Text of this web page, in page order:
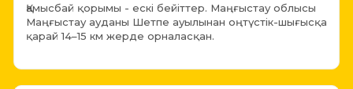
Қамысбай қорымы - ескі бейіттер. Маңғыстау облысы
Маңғыстау ауданы Шетпе ауылынан оңтүстік-шығысқа
қарай 14–15 км жерде орналасқан.